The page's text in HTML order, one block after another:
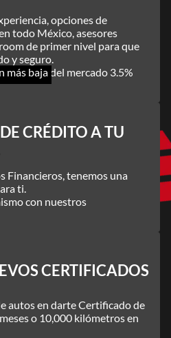
opciones de
todo México, asesores
de primer nivel para que
y seguro.
más baja del mercado 3.5%
CRÉDITO A TU
Financieros, tenemos una
ti.
con nuestros
CERTIFICADOS
autos en darte Certificado de
o 10,000 kilómetros en